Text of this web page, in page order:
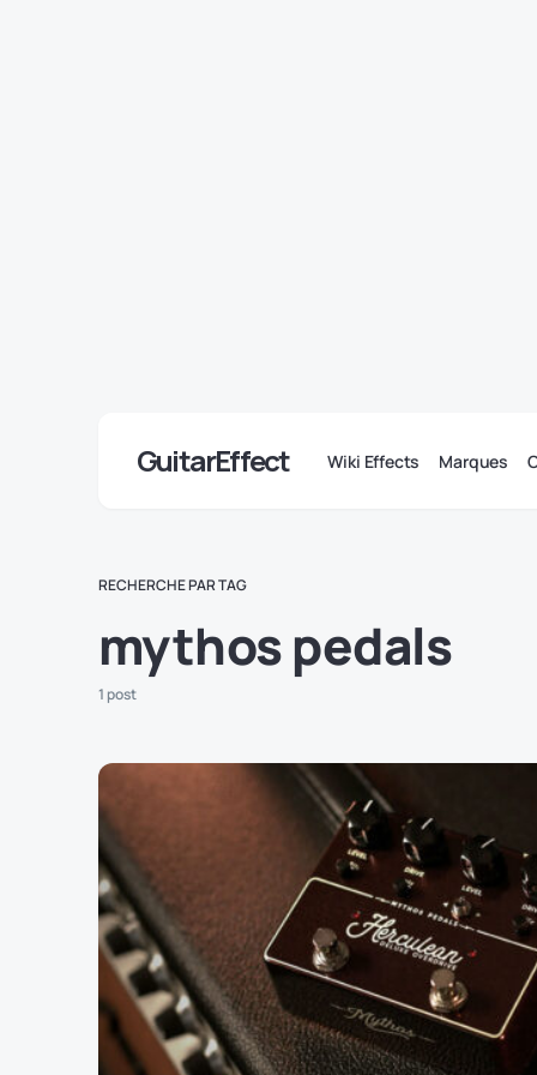
GuitarEffect Wiki Effects Marques
RECHERCHE PAR TAG
mythos pedals
1 post